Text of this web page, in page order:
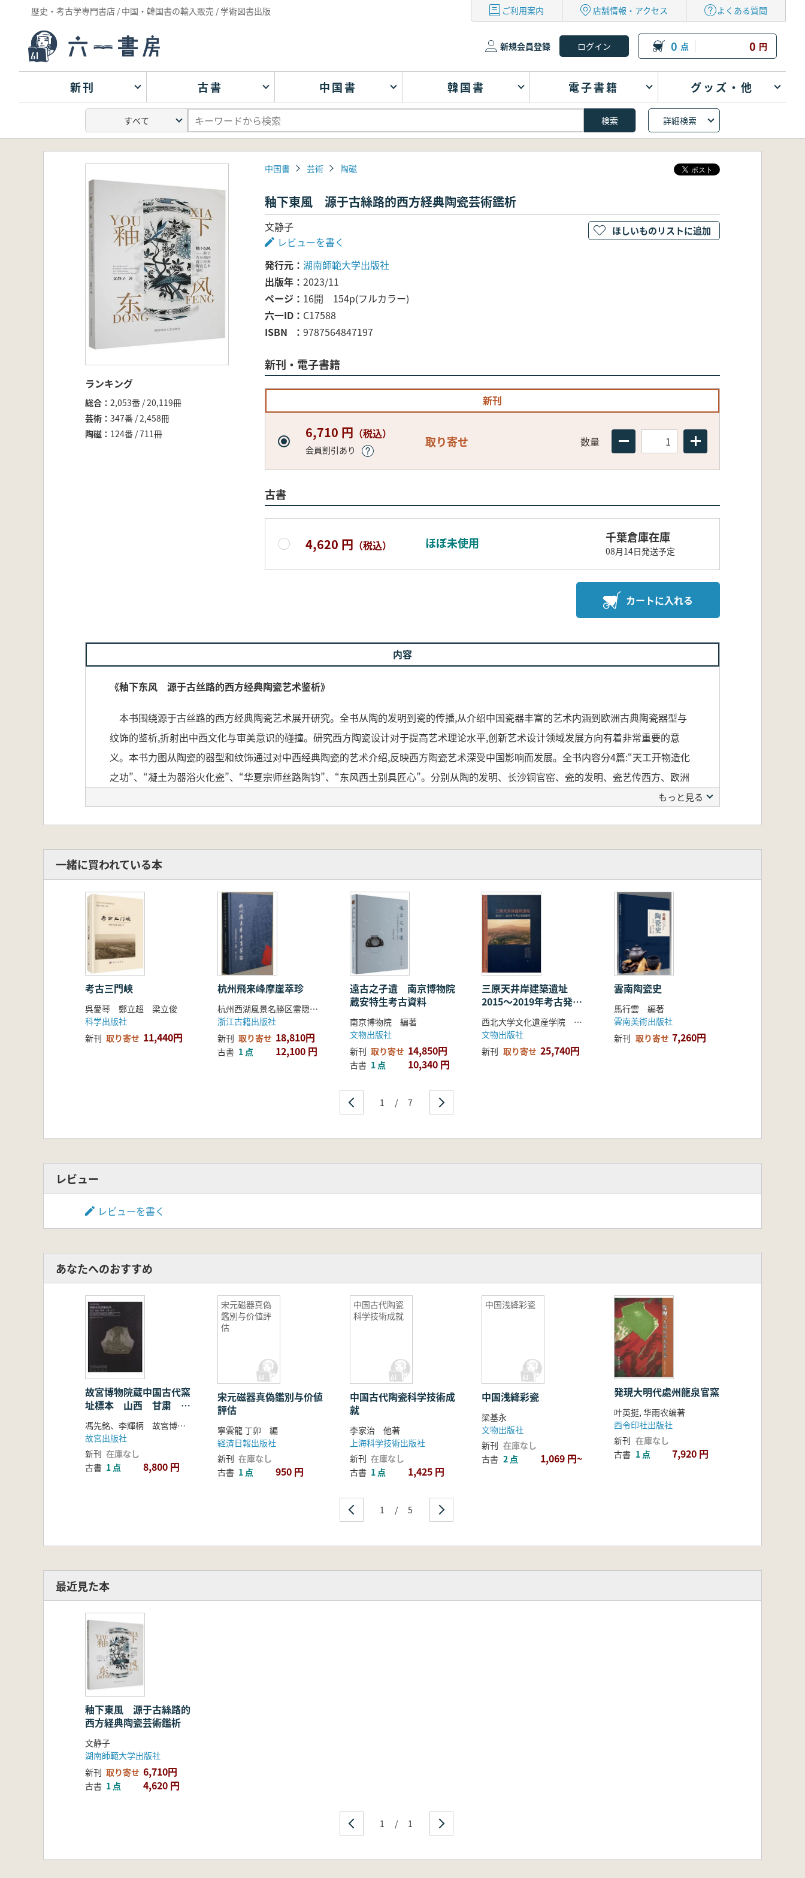
歴史・考古学専門書店 / 中国・韓国書の輸入販売 / 学術図書出版 ご利用案内 店舗情報・アクセス よくある質問
新規会員登録 0 点 0 円
新刊 古書 中国書 韓国書 電子書籍 グッズ・他
詳細検索
ランキング
総合
2,053番 / 20,119冊
芸術
347番 / 2,458冊
陶磁
124番 / 711冊
中国書 芸術 陶磁
釉下東風 源于古絲路的西方経典陶瓷芸術鑑析
文静子
レビューを書く
発行元
湖南師範大学出版社
出版年
2023/11
ページ
16開 154p(フルカラー)
六一ID
C17588
ISBN
9787564847197
新刊・電子書籍
新刊
6,710 円 （税込）
会員割引あり
取り寄せ 数量
古書
4,620 円 （税込） ほぼ未使用 千葉倉庫在庫
08月14日発送予定
カートに入れる
ほしいものリストに追加
内容
《釉下东风 源于古丝路的西方经典陶瓷艺术鉴析》
本书围绕源于古丝路的西方经典陶瓷艺术展开研究。全书从陶的发明到瓷的传播,从介绍中国瓷器丰富的艺术内涵到欧洲古典陶瓷器型与
纹饰的鉴析,折射出中西文化与审美意识的碰撞。研究西方陶瓷设计对于提高艺术理论水平,创新艺术设计领域发展方向有着非常重要的意
义。本书力图从陶瓷的器型和纹饰通过对中西经典陶瓷的艺术介绍,反映西方陶瓷艺术深受中国影响而发展。全书内容分4篇:“天工开物造化
之功”、“凝土为器浴火化瓷”、“华夏宗师丝路陶钧”、“东风西土别具匠心”。分别从陶的发明、长沙铜官窑、瓷的发明、瓷艺传西方、欧洲
古典陶瓷器型借鉴与发展、欧洲古典陶瓷器型特征与分类、欧洲古典陶瓷纹饰特征与分类、短暂的辉煌——H。&R。Daniel瓷厂以及欧洲古
器の豊富な芸術内容の紹介や、ヨーロッパの古典的な陶瓷の器型と文様の分析を通じて、中国と西洋の文化と審美意識の衝突を反映して
います。西洋の陶瓷設計を研究することは、芸術理論のレベルを高め、芸術設計領域の発展方向を革新する上で非常に重要な意義があり
ます。
本書では、陶瓷の器型と文様を通じて、中国と西洋の古典的な陶瓷芸術を紹介し、西洋の陶瓷芸術が中国の影響を深く受けて発展した
ことを示しています。全書は4篇に分かれており、「天工開物造化之功」、「凝土為器浴火化瓷」、「華夏宗師絲路陶鈞」、「東風西土
別具匠心」の各篇で構成されています。それぞれ、陶の発明、長沙銅官窯、瓷器の発明、瓷器芸術が西洋に伝わり、ヨーロッパの古典的
な陶瓷器型の参考と発展、ヨーロッパの古典的な陶瓷器型の特徴と分類、ヨーロッパの古典的な陶瓷文様の特徴と分類、短い輝き――H
& R Daniel 瓷器工場及びヨーロッパの古典的な陶瓷の生産技術の9章の内容を通じて、400個近くの古典的な陶瓷実例の鑑賞と分析を行
い、西洋の古典的な陶瓷芸術が古代のシルクロードを経て中国からヨーロッパに持ち込まれ、参考から発展までの全過程を詳述していま
もっと見る
一緒に買われている本
考古三門峡
呉愛琴 鄭立超 梁立俊
科学出版社
新刊 取り寄せ 11,440円
杭州飛来峰摩崖萃珍
杭州西湖風景名勝区霊隠管理処 主編
浙江古籍出版社
新刊 取り寄せ 18,810円
古書 1 点 12,100 円
遠古之孑遺 南京博物院
蔵安特生考古資料
南京博物院 編著
文物出版社
新刊 取り寄せ 14,850円
古書 1 点 10,340 円
三原天井岸建築遺址
2015〜2019年考古発掘
報告
西北大学文化遺産学院 等 編著
文物出版社
新刊 取り寄せ 25,740円
雲南陶瓷史
馬行雲 編著
雲南美術出版社
新刊 取り寄せ 7,260円
1 / 7
レビュー
レビューを書く
あなたへのおすすめ
故宮博物院蔵中国古代窯
址標本 山西 甘粛 内
蒙古
馮先銘、李輝柄 故宮博物院編
故宮出版社
新刊 在庫なし
古書 1 点 8,800 円
宋元磁器真偽
鑑別与价値評
估
宋元磁器真偽鑑別与价値
評估
寧雲龍 丁卯 編
経済日報出版社
新刊 在庫なし
古書 1 点 950 円
中国古代陶瓷
科学技術成就
中国古代陶瓷科学技術成
就
李家治 他著
上海科学技術出版社
新刊 在庫なし
古書 1 点 1,425 円
中国浅絳彩瓷
中国浅絳彩瓷
梁基永
文物出版社
新刊 在庫なし
古書 2 点 1,069 円~
発現大明代處州龍泉官窯
叶英挺, 华雨农编著
西令印社出版社
新刊 在庫なし
古書 1 点 7,920 円
1 / 5
最近見た本
釉下東風 源于古絲路的
西方経典陶瓷芸術鑑析
文静子
湖南師範大学出版社
新刊 取り寄せ 6,710円
古書 1 点 4,620 円
1 / 1